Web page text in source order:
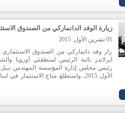
زيارة الوفد الدانماركي من الصندوق
01 تشرين الأول. 2015
زار وفد دانماركي من الصندوق الاستثماري
ايرلاندز نائبة الرئيس لمنطقتي أوروبا
رئيس مجلس إدارة المؤسسة المهندس
الأول 2015، واستطلع مناخ الاستثمار